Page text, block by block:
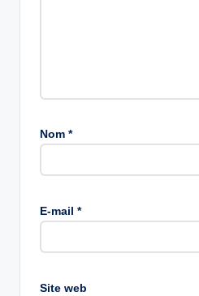
Nom *
E-mail *
Site web